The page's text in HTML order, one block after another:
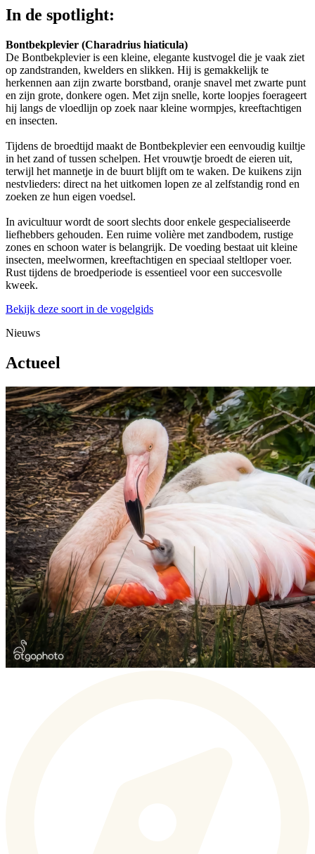
In de spotlight:
Bontbekplevier (Charadrius hiaticula)
De Bontbekplevier is een kleine, elegante kustvogel die je vaak ziet
op zandstranden, kwelders en slikken. Hij is gemakkelijk te
herkennen aan zijn zwarte borstband, oranje snavel met zwarte punt
en zijn grote, donkere ogen. Met zijn snelle, korte loopjes foerageert
hij langs de vloedlijn op zoek naar kleine wormpjes, kreeftachtigen
en insecten.
Tijdens de broedtijd maakt de Bontbekplevier een eenvoudig kuiltje
in het zand of tussen schelpen. Het vrouwtje broedt de eieren uit,
terwijl het mannetje in de buurt blijft om te waken. De kuikens zijn
nestvlieders: direct na het uitkomen lopen ze al zelfstandig rond en
zoeken ze hun eigen voedsel.
In avicultuur wordt de soort slechts door enkele gespecialiseerde
liefhebbers gehouden. Een ruime volière met zandbodem, rustige
zones en schoon water is belangrijk. De voeding bestaat uit kleine
insecten, meelwormen, kreeftachtigen en speciaal steltloper voer.
Rust tijdens de broedperiode is essentieel voor een succesvolle
kweek.
Bekijk deze soort in de vogelgids
Nieuws
Actueel